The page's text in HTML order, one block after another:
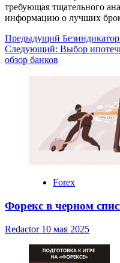
требующая тщательного
информацию о лучших
Навигация
записи
Предыдущий
Следующий: Выбор
обзор банков
Forex
Форекс в черном
Redactor 10 мая 2025